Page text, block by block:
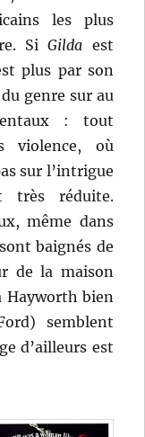
les plus
SiGilda est
plus par son
genre sur au
: tout
violence, où
sur l’intrigue
très réduite.
même dans
baignés de
de la maison
Hayworth bien
semblent
d’ailleurs est